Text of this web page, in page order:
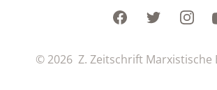
FacebookTwitter
© 2026 Z. Zeitschrift Marxistische